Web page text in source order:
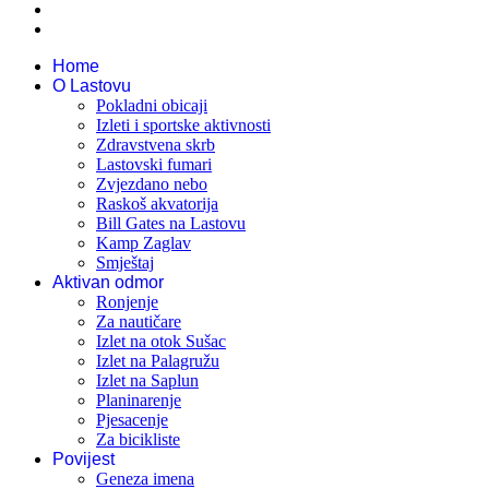
Home
O Lastovu
Pokladni obicaji
Izleti i sportske aktivnosti
Zdravstvena skrb
Lastovski fumari
Zvjezdano nebo
Raskoš akvatorija
Bill Gates na Lastovu
Kamp Zaglav
Smještaj
Aktivan odmor
Ronjenje
Za nautičare
Izlet na otok Sušac
Izlet na Palagružu
Izlet na Saplun
Planinarenje
Pjesacenje
Za bicikliste
Povijest
Geneza imena